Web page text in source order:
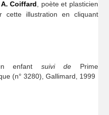
Coiffard, poète et plasticien
cette illustration en cliquant
enfant suivi de Prime
(n° 3280), Gallimard, 1999